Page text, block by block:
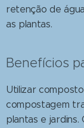
retenção de
as plantas.
Benefícios
Utilizar
compostagem
plantas e